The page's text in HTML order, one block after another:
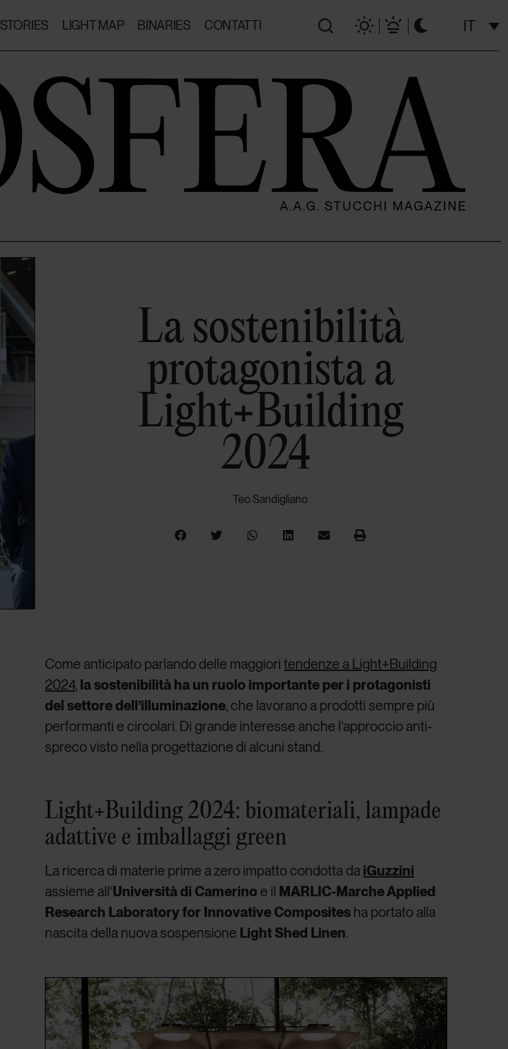
STORIES LIGHT MAP BINARIES CONTATTI IT
La sostenibilità
protagonista a
Light+Building
2024
Teo Sandigliano
Come anticipato parlando delle maggioritendenze a Light+Building
2024, la sostenibilità ha un ruolo importante per i protagonisti
del settore dell’illuminazione, che lavorano a prodotti sempre più
performanti e circolari. Di grande interesse anche l’approccio anti-
spreco visto nella progettazione di alcuni stand.
Light+Building 2024: biomateriali, lampade
adattive e imballaggi green
La ricerca di materie prime a zero impatto condotta da iGuzzini
assieme all’Università di Camerino e il MARLIC-Marche Applied
Research Laboratory for Innovative Composites ha portato alla
nascita della nuova sospensione Light Shed Linen.